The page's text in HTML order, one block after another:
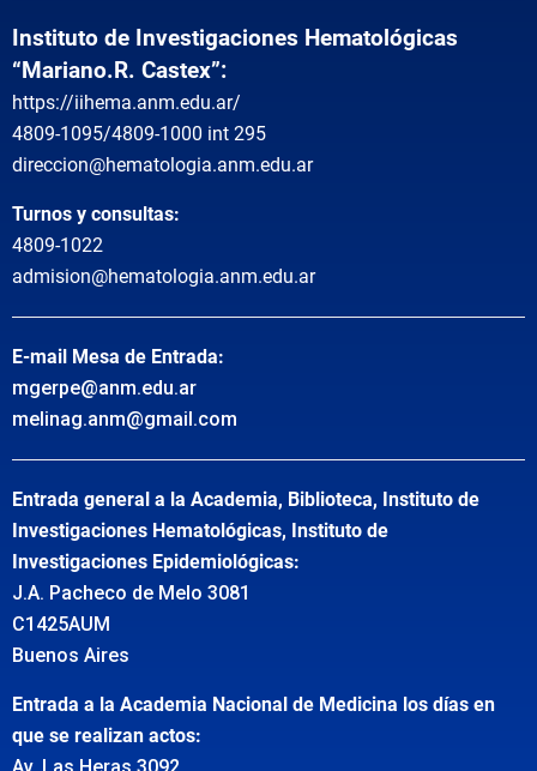
Instituto de Investigaciones Hematológicas
“Mariano.R. Castex”:
https://iihema.anm.edu.ar/
4809-1095/4809-1000 int 295
direccion@hematologia.anm.edu.ar
Turnos y consultas:
4809-1022
admision@hematologia.anm.edu.ar
E-mail Mesa de Entrada:
mgerpe@anm.edu.ar
melinag.anm@gmail.com
Entrada general a la Academia, Biblioteca, Instituto de
Investigaciones Hematológicas, Instituto de
Investigaciones Epidemiológicas:
J.A. Pacheco de Melo 3081
C1425AUM
Buenos Aires
Entrada a la Academia Nacional de Medicina los días en
que se realizan actos:
Av. Las Heras 3092